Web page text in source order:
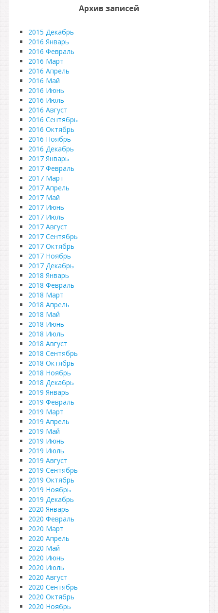
Архив записей
2015 Декабрь
2016 Январь
2016 Февраль
2016 Март
2016 Апрель
2016 Май
2016 Июнь
2016 Июль
2016 Август
2016 Сентябрь
2016 Октябрь
2016 Ноябрь
2016 Декабрь
2017 Январь
2017 Февраль
2017 Март
2017 Апрель
2017 Май
2017 Июнь
2017 Июль
2017 Август
2017 Сентябрь
2017 Октябрь
2017 Ноябрь
2017 Декабрь
2018 Январь
2018 Февраль
2018 Март
2018 Апрель
2018 Май
2018 Июнь
2018 Июль
2018 Август
2018 Сентябрь
2018 Октябрь
2018 Ноябрь
2018 Декабрь
2019 Январь
2019 Февраль
2019 Март
2019 Апрель
2019 Май
2019 Июнь
2019 Июль
2019 Август
2019 Сентябрь
2019 Октябрь
2019 Ноябрь
2019 Декабрь
2020 Январь
2020 Февраль
2020 Март
2020 Апрель
2020 Май
2020 Июнь
2020 Июль
2020 Август
2020 Сентябрь
2020 Октябрь
2020 Ноябрь